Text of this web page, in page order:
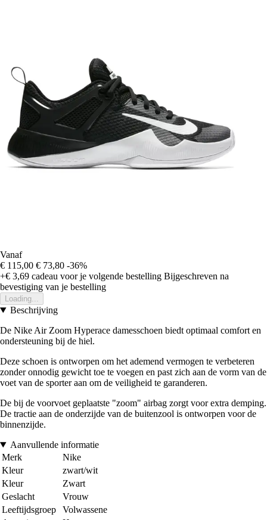
Vanaf
€ 115,00 € 73,80 -36%
+€ 3,69 cadeau voor je volgende bestelling Bijgeschreven na
bevestiging van je bestelling
Loading...
Beschrijving
De Nike Air Zoom Hyperace damesschoen biedt optimaal comfort en
ondersteuning bij de hiel.
Deze schoen is ontworpen om het ademend vermogen te verbeteren
zonder onnodig gewicht toe te voegen en past zich aan de vorm van de
voet van de sporter aan om de veiligheid te garanderen.
De bij de voorvoet geplaatste "zoom" airbag zorgt voor extra demping.
De tractie aan de onderzijde van de buitenzool is ontworpen voor de
binnenzijde.
Aanvullende informatie
Merk
Nike
Kleur
zwart/wit
Kleur
Zwart
Geslacht
Vrouw
Leeftijdsgroep
Volwassene